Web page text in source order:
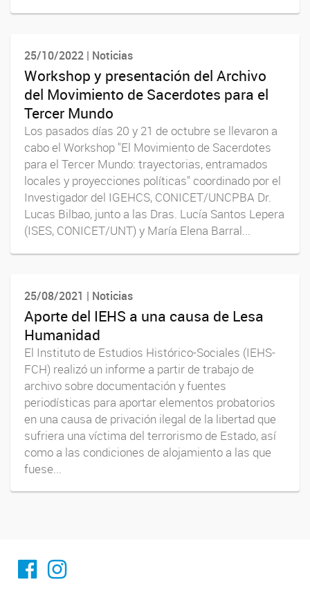
25/10/2022 | Noticias
Workshop y presentación del Archivo
del Movimiento de Sacerdotes para el
Tercer Mundo
Los pasados días 20 y 21 de octubre se llevaron a
cabo el Workshop "El Movimiento de Sacerdotes
para el Tercer Mundo: trayectorias, entramados
locales y proyecciones políticas" coordinado por el
Investigador del IGEHCS, CONICET/UNCPBA Dr.
Lucas Bilbao, junto a las Dras. Lucía Santos Lepera
(ISES, CONICET/UNT) y María Elena Barral...
25/08/2021 | Noticias
Aporte del IEHS a una causa de Lesa
Humanidad
El Instituto de Estudios Histórico-Sociales (IEHS-
FCH) realizó un informe a partir de trabajo de
archivo sobre documentación y fuentes
periodísticas para aportar elementos probatorios
en una causa de privación ilegal de la libertad que
sufriera una víctima del terrorismo de Estado, así
como a las condiciones de alojamiento a las que
fuese...
Facebook
Instagram